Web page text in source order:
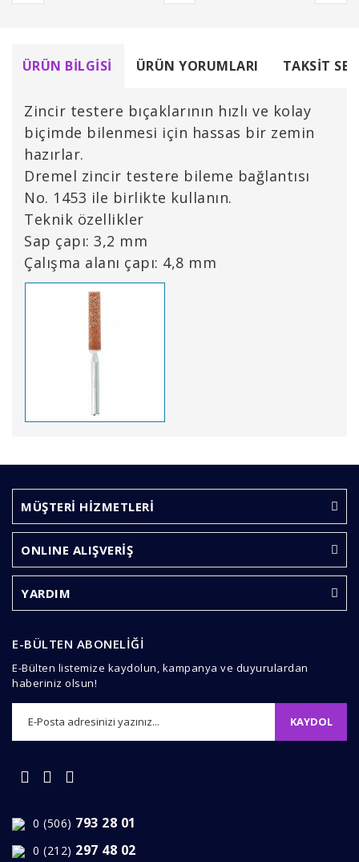
ÜRÜN BILGISI ÜRÜN YORUMLARI TAKSIT
Zincir testere bıçaklarının hızlı ve kolay
biçimde bilenmesi için hassas bir zemin
hazırlar.
Dremel zincir testere bileme bağlantısı
No. 1453 ile birlikte kullanın.
Teknik özellikler
Sap çapı: 3,2 mm
Çalışma alanı çapı: 4,8 mm
Yorum Yaz
formunu kullanarak tarafımıza iletebilirsiniz.
Görüş ve önerileriniz için teşekkür ederiz.
Ürün resmi kalitesiz, bozuk veya görüntülenemiyor.
Ürün açıklamasında eksik bilgiler bulunuyor.
Ürün fiyatı diğer sitelerden daha pahalı.
Gönder
MÜŞTERİ HİZMETLERİ
ONLINE ALIŞVERİŞ
YARDIM
E-BÜLTEN ABONELİĞİ
E-Bülten listemize kaydolun, kampanya ve duyurulardan
haberiniz olsun!
KAYDOL
0 (506) 793 28 01
0 (212) 297 48 02